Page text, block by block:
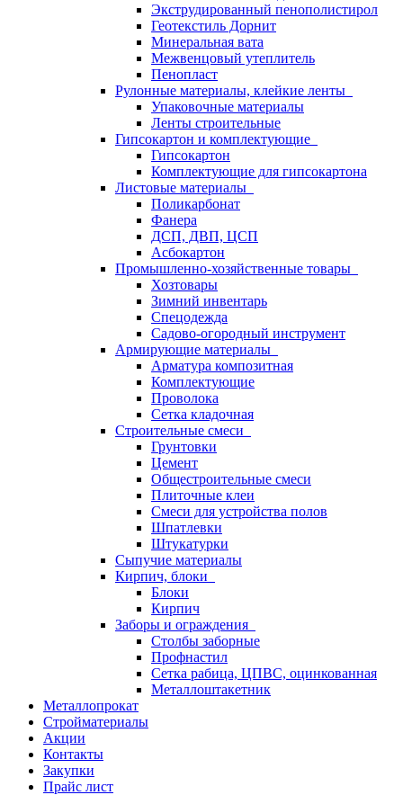
Экструдированный пенополистирол
Геотекстиль Дорнит
Минеральная вата
Межвенцовый утеплитель
Пенопласт
Рулонные материалы, клейкие ленты
Упаковочные материалы
Ленты строительные
Гипсокартон и комплектующие
Гипсокартон
Комплектующие для гипсокартона
Листовые материалы
Поликарбонат
Фанера
ДСП, ДВП, ЦСП
Асбокартон
Промышленно-хозяйственные товары
Хозтовары
Зимний инвентарь
Спецодежда
Садово-огородный инструмент
Армирующие материалы
Арматура композитная
Комплектующие
Проволока
Сетка кладочная
Строительные смеси
Грунтовки
Цемент
Общестроительные смеси
Плиточные клеи
Смеси для устройства полов
Шпатлевки
Штукатурки
Сыпучие материалы
Кирпич, блоки
Блоки
Кирпич
Заборы и ограждения
Столбы заборные
Профнастил
Сетка рабица, ЦПВС, оцинкованная
Металлоштакетник
Металлопрокат
Стройматериалы
Акции
Контакты
Закупки
Прайс лист